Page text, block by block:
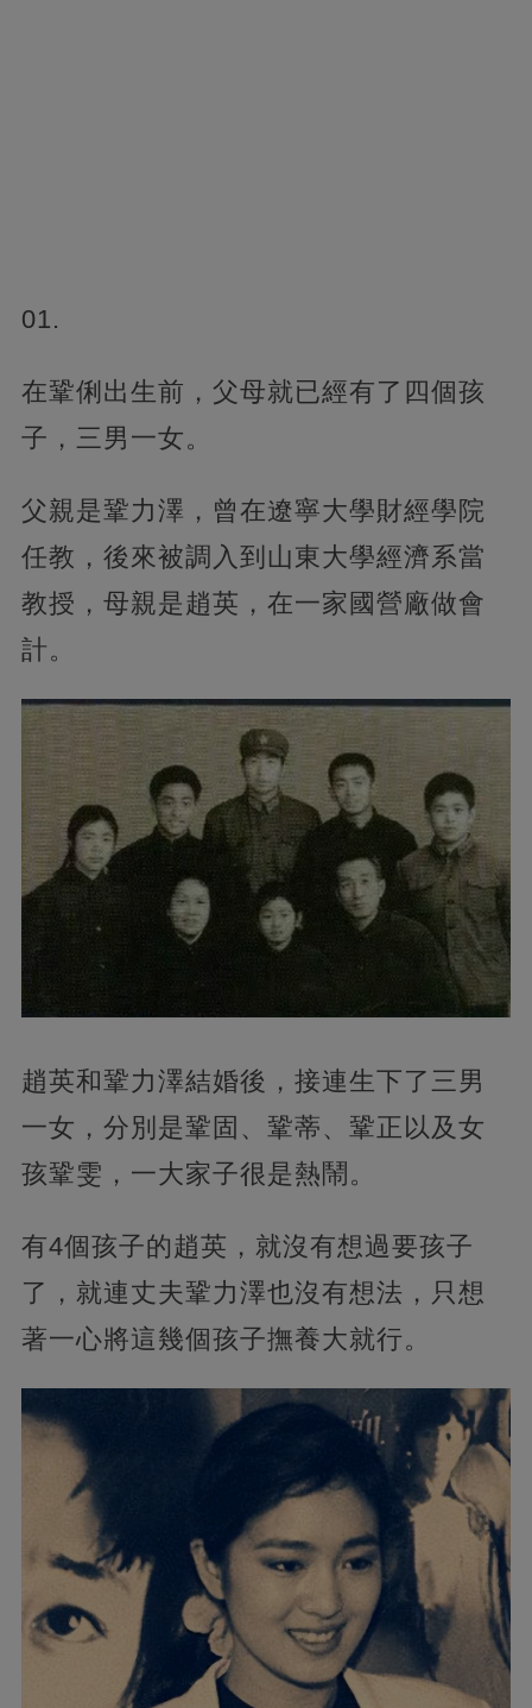
01.
在鞏俐出生前，父母就已經有了四個孩
子，三男一女。
父親是鞏力澤，曾在遼寧大學財經學院
任教，後來被調入到山東大學經濟系當
教授，母親是趙英，在一家國營廠做會
計。
趙英和鞏力澤結婚後，接連生下了三男
一女，分別是鞏固、鞏蒂、鞏正以及女
孩鞏雯，一大家子很是熱鬧。
有4個孩子的趙英，就沒有想過要孩子
了，就連丈夫鞏力澤也沒有想法，只想
著一心將這幾個孩子撫養大就行。